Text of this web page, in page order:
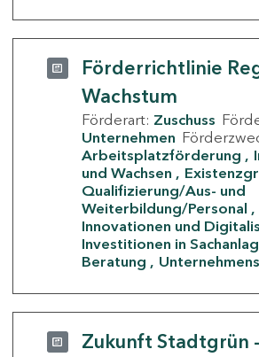
Förderrichtlinie
Wachstum
Förderart: Zuschuss
Unternehmen
Arbeitsplatzförderung
und Wachsen
Qualifizierung/Aus- und
Weiterbildung/Personal
Innovationen und
Investitionen in
Beratung
Zukunft Stadtgrün -